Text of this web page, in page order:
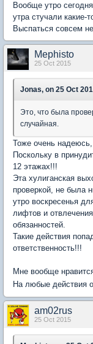
Вообще утро
утра стучали какие-
Выспаться совсем
Mephisto
25 Oct 2015
Jonas, on 25 Oct
Это, что была
случайная.
Тоже очень
Поскольку в
12 этажах!!!
Эта хулиганская
проверкой, не была
утро воскресенья
лифтов и
обязанностей.
Такие действия
ответственность!!!
Мне вообще
На любые действия
am02rus
25 Oct 2015